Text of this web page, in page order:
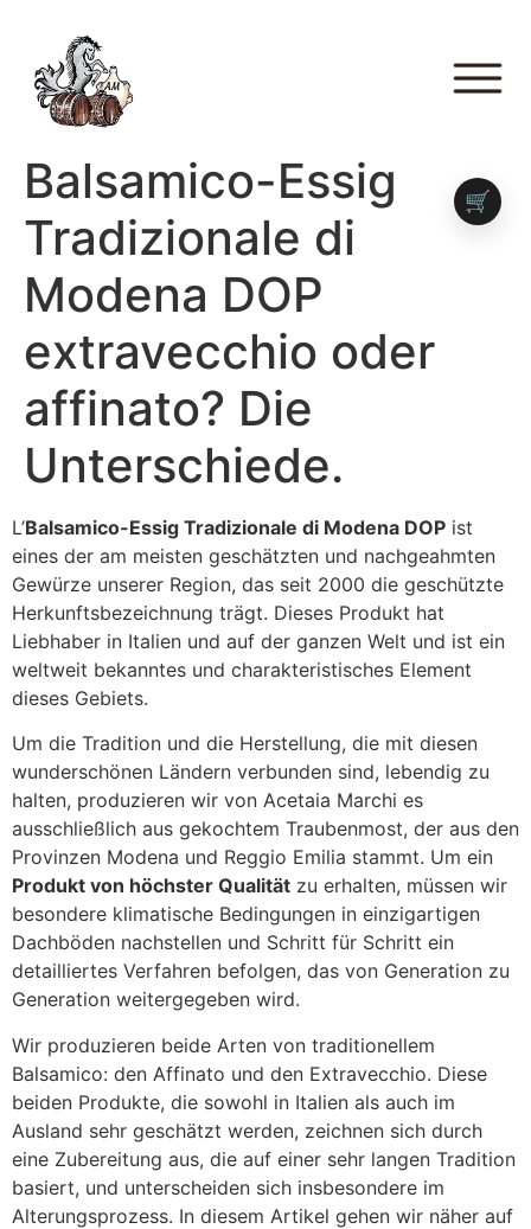
Balsamico-Essig
Tradizionale di
Modena DOP
extravecchio oder
affinato? Die
Unterschiede.
L’Balsamico-Essig Tradizionale di Modena DOP ist
eines der am meisten geschätzten und nachgeahmten
Gewürze unserer Region, das seit 2000 die geschützte
Herkunftsbezeichnung trägt. Dieses Produkt hat
Liebhaber in Italien und auf der ganzen Welt und ist ein
weltweit bekanntes und charakteristisches Element
dieses Gebiets.
Um die Tradition und die Herstellung, die mit diesen
wunderschönen Ländern verbunden sind, lebendig zu
halten, produzieren wir von Acetaia Marchi es
ausschließlich aus gekochtem Traubenmost, der aus den
Provinzen Modena und Reggio Emilia stammt. Um ein
Produkt von höchster Qualität zu erhalten, müssen wir
besondere klimatische Bedingungen in einzigartigen
Dachböden nachstellen und Schritt für Schritt ein
detailliertes Verfahren befolgen, das von Generation zu
Generation weitergegeben wird.
Wir produzieren beide Arten von traditionellem
Balsamico: den Affinato und den Extravecchio. Diese
beiden Produkte, die sowohl in Italien als auch im
Ausland sehr geschätzt werden, zeichnen sich durch
eine Zubereitung aus, die auf einer sehr langen Tradition
basiert, und unterscheiden sich insbesondere im
Alterungsprozess. In diesem Artikel gehen wir näher auf
🛒